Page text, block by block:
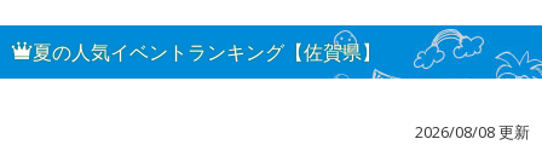
夏の人気イベントランキング【佐賀県】
2026/08/08 更新